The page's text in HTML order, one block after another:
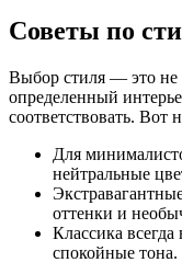
Советы по
Выбор стиля — это не
определенный
соответствовать. Вот
Для
нейтральные
оттенки и
Классика
спокойные тона.